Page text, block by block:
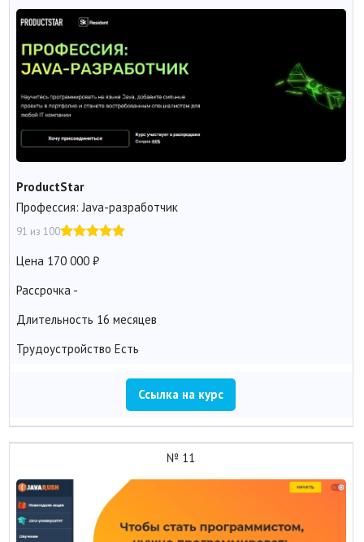
ProductStar
Профессия: Java-разработчик
91 из 100
Цена 170 000
Рассрочка -
Длительность 16 месяцев
Трудоустройство Есть
Ссылка на курс
№ 11